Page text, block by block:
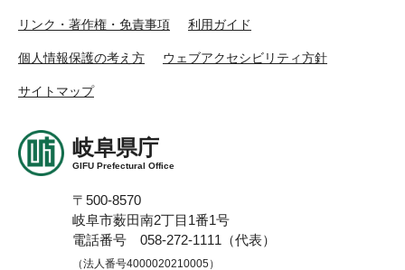
リンク・著作権・免責事項 利用ガイド
個人情報保護の考え方 ウェブアクセシビリティ方針
サイトマップ
岐阜県庁
GIFU Prefectural Office
〒500-8570
岐阜市薮田南2丁目1番1号
電話番号 058-272-1111（代表）
（法人番号4000020210005）